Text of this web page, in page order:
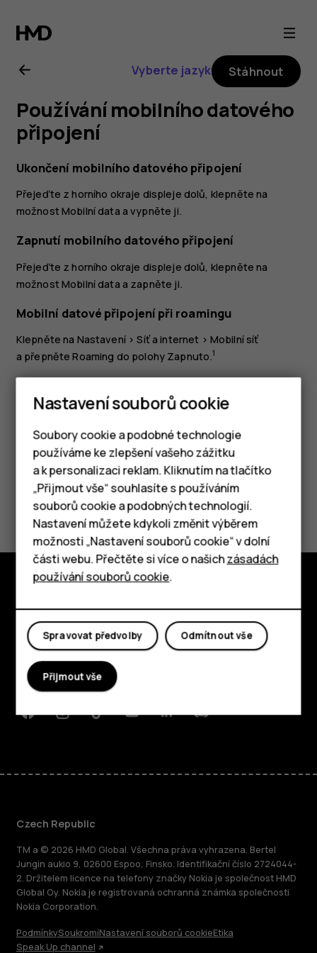
Uživatelská
příručka
k telefonu
Nokia 3.2
Chytré telefony
Tlačítkové telefony
Tablety
Vyberte jazyk Stáhnout
Používání mobilního datového
připojení
Ukončení mobilního datového připojení
Přejeďte z horního okraje displeje dolů, klepněte na
možnostMobilní data a vypněte ji.
Zapnutí mobilního datového připojení
Přejeďte z horního okraje displeje dolů, klepněte na
možnostMobilní data a zapněte ji.
Mobilní datové připojení při roamingu
Klepněte na Nastavení>Síť a internet > Mobilní síť
a přepněteRoaming do polohy Zapnuto.1
možnostNastavení>Síť a internet>Využití dat
Pomohlo vám to?
Ano Ne
O nás
Planet and people
Podpora
FacebookInstagram
TiktokYoutubeLinkedinDiscord
Czech Republic
TM a © 2026 HMD Global. Všechna práva vyhrazena. Bertel
Jungin aukio 9, 02600 Espoo, Finsko. Identifikační číslo 2724044-
2. Držitelem licence na telefony značky Nokia je společnost HMD
Global Oy. Nokia je registrovaná ochranná známka společnosti
Nokia Corporation.
PodmínkySoukromíNastavení souborů cookieEtika
Speak Up channel
Nastavení souborů cookie
Soubory cookie a podobné technologie
používáme ke zlepšení vašeho zážitku
a k personalizaci reklam. Kliknutím na tlačítko
„Přijmout vše“ souhlasíte s používáním
souborů cookie a podobných technologií.
Nastavení můžete kdykoli změnit výběrem
možnosti „Nastavení souborů cookie“ v dolní
části webu. Přečtěte si více o našichzásadách
používání souborů cookie.
Odmítnout vše
Spravovat předvolby
Přijmout vše